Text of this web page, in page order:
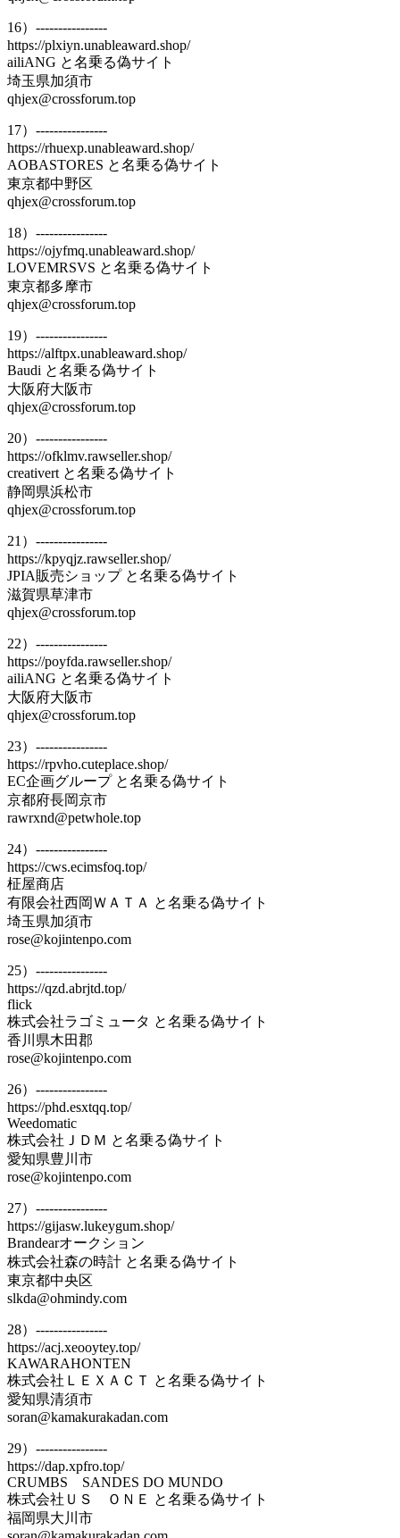
16）----------------
https://plxiyn.unableaward.shop/
ailiANG と名乗る偽サイト
埼玉県加須市
qhjex@crossforum.top
17）----------------
https://rhuexp.unableaward.shop/
AOBASTORES と名乗る偽サイト
東京都中野区
qhjex@crossforum.top
18）----------------
https://ojyfmq.unableaward.shop/
LOVEMRSVS と名乗る偽サイト
東京都多摩市
qhjex@crossforum.top
19）----------------
https://alftpx.unableaward.shop/
Baudi と名乗る偽サイト
大阪府大阪市
qhjex@crossforum.top
20）----------------
https://ofklmv.rawseller.shop/
creativert と名乗る偽サイト
静岡県浜松市
qhjex@crossforum.top
21）----------------
https://kpyqjz.rawseller.shop/
JPIA販売ショップ と名乗る偽サイト
滋賀県草津市
qhjex@crossforum.top
22）----------------
https://poyfda.rawseller.shop/
ailiANG と名乗る偽サイト
大阪府大阪市
qhjex@crossforum.top
23）----------------
https://rpvho.cuteplace.shop/
EC企画グループ と名乗る偽サイト
京都府長岡京市
rawrxnd@petwhole.top
24）----------------
https://cws.ecimsfoq.top/
柾屋商店
有限会社西岡ＷＡＴＡ と名乗る偽サイト
埼玉県加須市
rose@kojintenpo.com
25）----------------
https://qzd.abrjtd.top/
flick
株式会社ラゴミュータ と名乗る偽サイト
香川県木田郡
rose@kojintenpo.com
26）----------------
https://phd.esxtqq.top/
Weedomatic
株式会社ＪＤＭ と名乗る偽サイト
愛知県豊川市
rose@kojintenpo.com
27）----------------
https://gijasw.lukeygum.shop/
Brandearオークション
株式会社森の時計 と名乗る偽サイト
東京都中央区
slkda@ohmindy.com
28）----------------
https://acj.xeooytey.top/
KAWARAHONTEN
株式会社ＬＥＸＡＣＴ と名乗る偽サイト
愛知県清須市
soran@kamakurakadan.com
29）----------------
https://dap.xpfro.top/
CRUMBS SANDES DO MUNDO
株式会社ＵＳ ＯＮＥ と名乗る偽サイト
福岡県大川市